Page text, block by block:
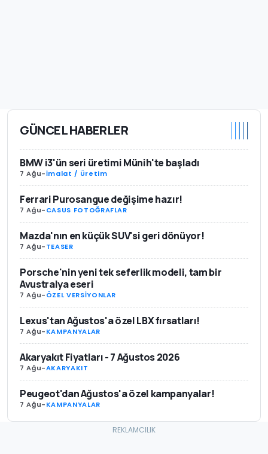
GÜNCEL HABERLER
BMW i3'ün seri üretimi Münih'te başladı
7 Ağu-İmalat / Üretim
Ferrari Purosangue değişime hazır!
7 Ağu-CASUS FOTOĞRAFLAR
Mazda'nın en küçük SUV'si geri dönüyor!
7 Ağu-TEASER
Porsche'nin yeni tek seferlik modeli, tam bir
Avustralya eseri
7 Ağu-ÖZEL VERSİYONLAR
Lexus'tan Ağustos'a özel LBX fırsatları!
7 Ağu-KAMPANYALAR
Akaryakıt Fiyatları - 7 Ağustos 2026
7 Ağu-AKARYAKIT
Peugeot'dan Ağustos'a özel kampanyalar!
7 Ağu-KAMPANYALAR